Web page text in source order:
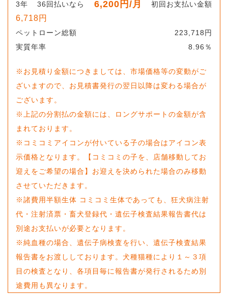
3年 36回払いなら 6,200 円 /月 初回お支払い金額
6,718円
ペットローン総額 223,718円
実質年率
8.96 ％
※お見積り金額につきましては、市場価格等の変動がご
ざいますので、お見積書発行の翌日以降は変わる場合が
ございます。
※上記の分割払の金額には、ロングサポートの金額が含
まれております。
※コミコミアイコンが付いている子の場合はアイコン表
示価格となります。【コミコミの子を、店舗移動してお
迎えをご希望の場合】お迎えを決められた場合のみ移動
させていただきます。
※諸費用半額生体 コミコミ生体であっても、狂犬病注射
代・注射済票・畜犬登録代・遺伝子検査結果報告書代は
別途お支払いが必要となります。
※純血種の場合、遺伝子病検査を行い、遺伝子検査結果
報告書をお渡ししております。犬種猫種により１～３項
目の検査となり、各項目毎に報告書が発行されるため別
途費用も異なります。